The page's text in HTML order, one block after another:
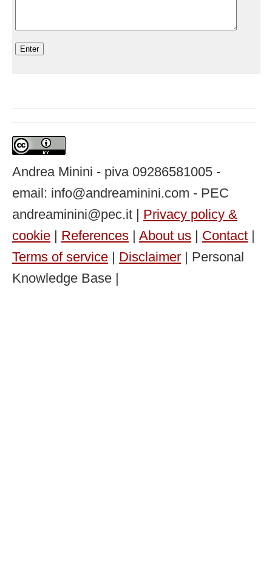
Andrea Minini - piva 09286581005 -
email: info@andreaminini.com - PEC
andreaminini@pec.it | Privacy policy &
cookie | References | About us | Contact |
Terms of service | Disclaimer | Personal
Knowledge Base |